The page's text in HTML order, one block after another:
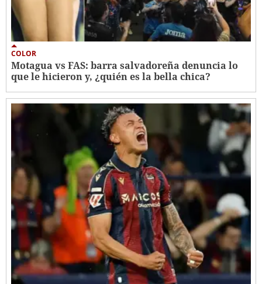
COLOR
Motagua vs FAS: barra salvadoreña denuncia lo
que le hicieron y, ¿quién es la bella chica?